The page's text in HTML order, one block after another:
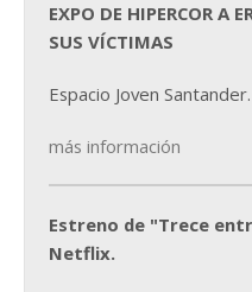
EXPO DE HIPERCOR A
SUS VÍCTIMAS
Espacio Joven
más información
Estreno de "Trece
Netflix.